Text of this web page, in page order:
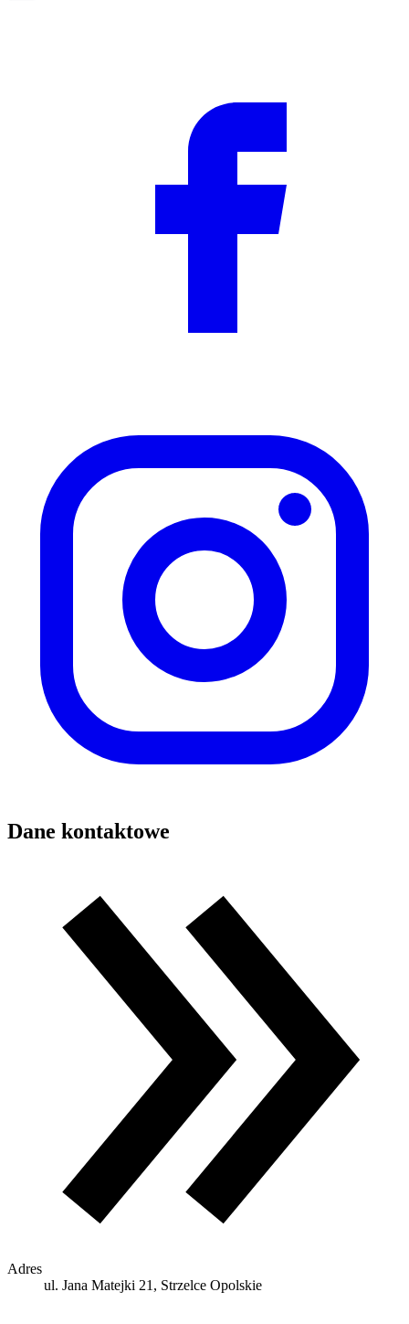
Dane kontaktowe
Adres
ul. Jana Matejki 21, Strzelce Opolskie